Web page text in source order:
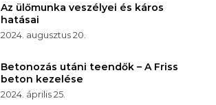
Az ülőmunka veszélyei és káros
hatásai
2024. augusztus 20.
Betonozás utáni teendők – A Friss
beton kezelése
2024. április 25.